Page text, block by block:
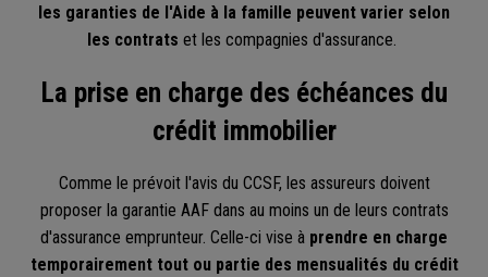
les garanties de l'Aide à la famille peuvent varier selon
les contrats et les compagnies d'assurance.
La prise en charge des échéances du
crédit immobilier
Comme le prévoit l'avis du CCSF, les assureurs doivent
proposer la garantie AAF dans au moins un de leurs contrats
d'assurance emprunteur. Celle-ci vise à prendre en charge
temporairement tout ou partie des mensualités du crédit